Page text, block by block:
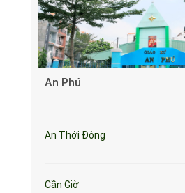
An Phú
An Thới Đông
Cần Giờ